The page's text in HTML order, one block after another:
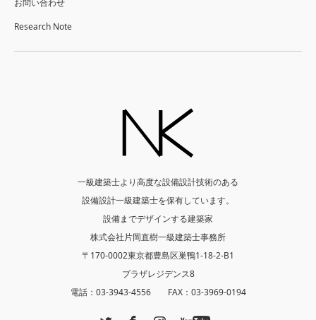
Research Note
一級建築士より高度な設備設計技術のある
設備設計一級建築士を保有しています。
設備までデザインする建築家
株式会社片岡直樹一級建築士事務所
〒170-0002東京都豊島区巣鴨1-18-2-B1
プラザレジデンス8
電話：03-3943-4556 FAX：03-3969-0194